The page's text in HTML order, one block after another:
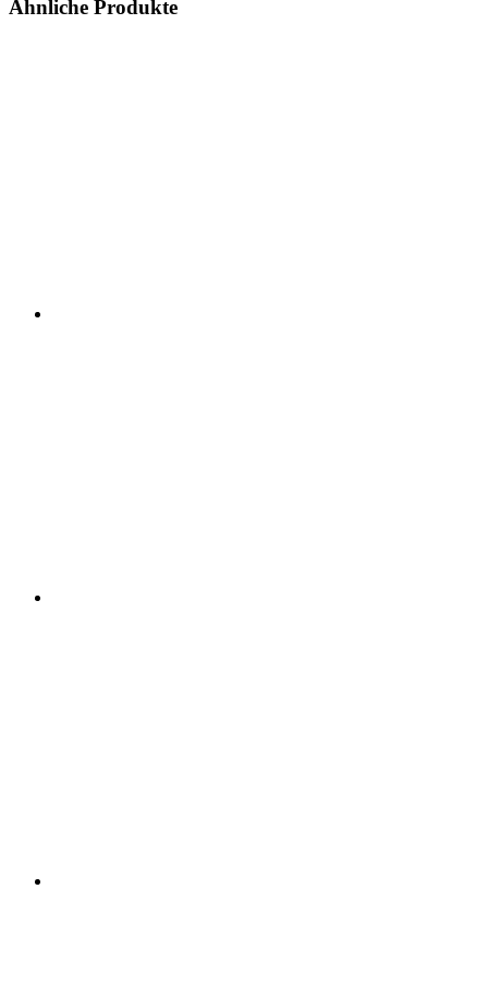
Ähnliche Produkte